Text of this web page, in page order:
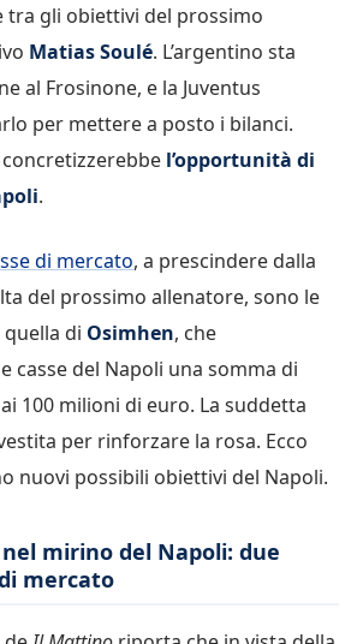
tra gli obiettivi del prossimo
Matias Soulé. L’argentino sta
al Frosinone, e la Juventus
per mettere a posto i bilanci.
l’opportunità di
.
di mercato, a prescindere dalla
del prossimo allenatore, sono le
di Osimhen, che
casse del Napoli una somma di
100 milioni di euro. La suddetta
per rinforzare la rosa. Ecco
nuovi possibili obiettivi del Napoli.
mirino del Napoli: due
mercato